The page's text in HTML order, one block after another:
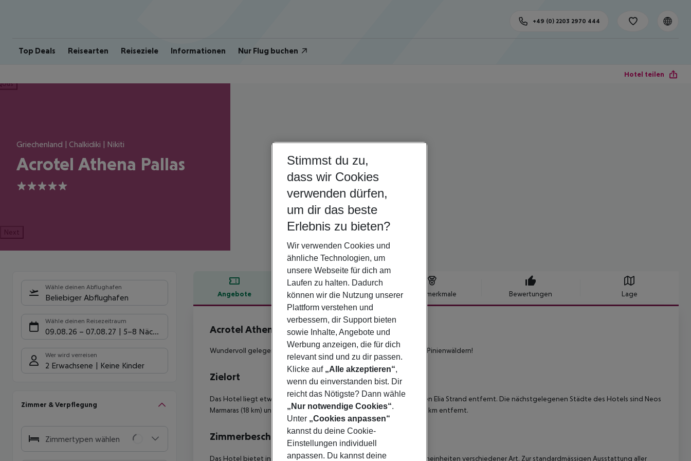
Top Deals Reisearten Reiseziele Informationen Nur Flug buchen
+49 (0) 2203 2970 444
Hotel teilen
Griechenland | Chalkidiki | Nikiti
Acrotel Athena Pallas
5
Next
Wähle deinen Abflughafen
Beliebiger Abflughafen
Wähle deinen Reisezeitraum
09.08.26 – 07.08.27 5-8 Nächte
Wer wird verreisen
2 Erwachsene Keine Kinder
Zimmer & Verpflegung
Zimmertypen wählen
Angebote Hotelbeschreibung Hotelmerkmale Bewertungen Lage
Hotelbeschreibung
Acrotel Athena Pallas
Wundervoll gelegenes 5*-Sterne Resort zwischen Olivenhainen und Pinienwäldern!
Zielort
Das Hotel liegt etwa 30 m vom mit der Blauen Fahne ausgezeichneten Elia Strand entfernt. Die nächstgelegenen Städte des Hotels sind Neos
Marmaras (18 km) und Nikiti (8 km) und der Flughafen SKG ist etwa 110 km entfernt.
Zimmerbeschreibung
Das Hotel bietet insgesamt 150 hell und modern eingerichtete Wohneinheiten verschiedener Art. Zur standardmässigen Ausstattung aller
Stimmst du zu,
dass wir Cookies
verwenden dürfen,
um dir das beste
Erlebnis zu bieten?
Wir verwenden Cookies und
ähnliche Technologien, um
unsere Webseite für dich am
Laufen zu halten. Dadurch
können wir die Nutzung unserer
Plattform verstehen und
verbessern, dir Support bieten
sowie Inhalte, Angebote und
Werbung anzeigen, die für dich
relevant sind und zu dir passen.
Klicke auf „Alle akzeptieren“,
wenn du einverstanden bist. Dir
reicht das Nötigste? Dann wähle
„Nur notwendige Cookies“.
Unter „Cookies anpassen“
kannst du deine Cookie-
Einstellungen individuell
anpassen. Du kannst deine